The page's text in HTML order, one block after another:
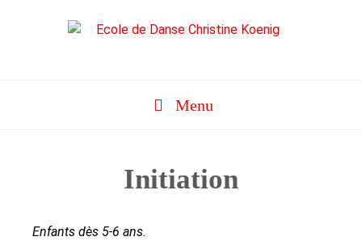
Menu
Initiation
Enfants dès 5-6 ans.